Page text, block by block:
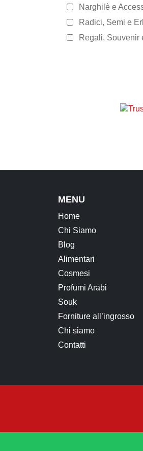
Narghilè e
Radici, Semi e
Regali, Souvenir
MENU
Home
Chi Siamo
Blog
Alimentari
Cosmesi
Profumi Arabi
Souk
Forniture all’ingrosso
Chi siamo
Contatti